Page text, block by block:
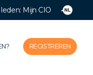
Mijn CIO
REGISTREREN
Close